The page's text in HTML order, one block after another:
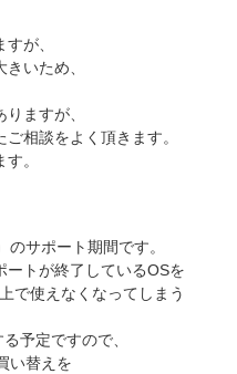
が、
いため、
ますが、
相談をよく頂きます。
。
サポート期間です。
ートが終了しているOSを
で使えなくなってしまう
予定ですので、
い替えを